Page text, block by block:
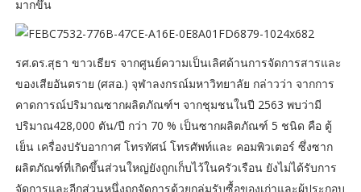
มากขึ้น
รศ.ดร.สุธา ขาวเธียร จากศูนย์ความเป็นเลิศด้านการจัดการสารและ
ของเสียอันตราย (ศสอ.) จุฬาลงกรณ์มหาวิทยาลัย กล่าวว่า จากการ
คาดการณ์ปริมาณซากผลิตภัณฑ์ฯ จากชุมชนในปี 2563 พบว่ามี
ปริมาณ428,000 ตัน/ปี กว่า 70 % เป็นซากผลิตภัณฑ์ 5 ชนิด คือ ตู้
เย็น เครื่องปรับอากาศ โทรทัศน์ โทรศัพท์และ คอมพิวเตอร์ ซึ่งซาก
ผลิตภัณฑ์ที่เกิดขึ้นส่วนใหญ่ยังถูกเก็บไว้ในครัวเรือน ยังไม่ได้รับการ
จัดการและอีกส่วนหนึ่งถูกจัดการด้วยกลุ่มรับซื้อของเก่าและผู้ประกอบ